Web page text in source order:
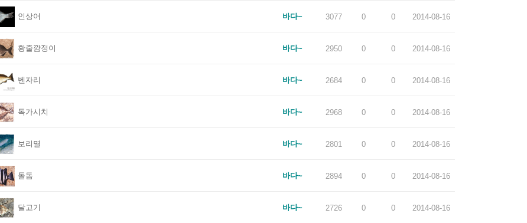
인상어 바다~ 3077 0 0 2014-08-16
황줄깜정이 바다~ 2950 0 0 2014-08-16
벤자리 바다~ 2684 0 0 2014-08-16
독가시치 바다~ 2968 0 0 2014-08-16
보리멸 바다~ 2801 0 0 2014-08-16
돌돔 바다~ 2894 0 0 2014-08-16
달고기 바다~ 2726 0 0 2014-08-16